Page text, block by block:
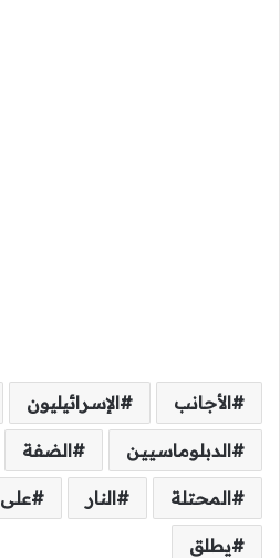
الأجانب الإسرائيليون
الدبلوماسيين الضفة
المحتلة النار على
يطلق